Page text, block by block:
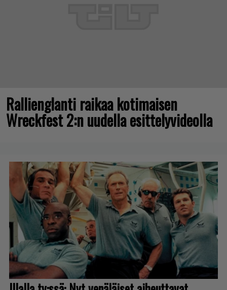
Rallienglanti raikaa kotimaisen
Wreckfest 2:n uudella esittelyvideolla